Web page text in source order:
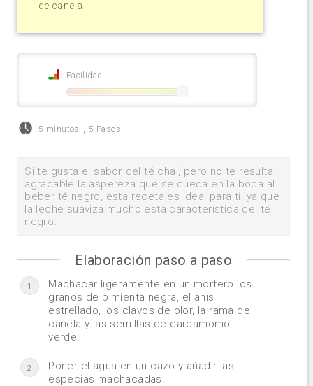
de canela
Facilidad
5 minutos , 5 Pasos
Si te gusta el sabor del té chai, pero no te resulta
agradable la aspereza que se queda en la boca al
beber té negro, esta receta es ideal para ti, ya que
la leche suaviza mucho esta característica del té
negro.
Elaboración paso a paso
1
Machacar ligeramente en un mortero los
granos de pimienta negra, el anís
estrellado, los clavos de olor, la rama de
canela y las semillas de cardamomo
verde.
2
Poner el agua en un cazo y añadir las
especias machacadas.